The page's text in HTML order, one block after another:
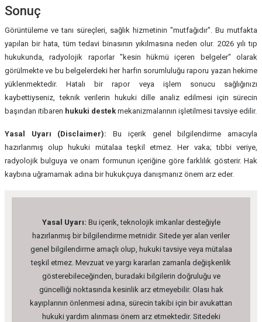
Sonuç
Görüntüleme ve tanı süreçleri, sağlık hizmetinin "mutfağıdır". Bu mutfakta
yapılan bir hata, tüm tedavi binasının yıkılmasına neden olur. 2026 yılı tıp
hukukunda, radyolojik raporlar "kesin hükmü içeren belgeler" olarak
görülmekte ve bu belgelerdeki her harfin sorumluluğu raporu yazan hekime
yüklenmektedir. Hatalı bir rapor veya işlem sonucu sağlığınızı
kaybettiyseniz, teknik verilerin hukuki dille analiz edilmesi için sürecin
başından itibaren hukuki destek mekanizmalarının işletilmesi tavsiye edilir.
Yasal Uyarı (Disclaimer): Bu içerik genel bilgilendirme amacıyla
hazırlanmış olup hukuki mütalaa teşkil etmez. Her vaka; tıbbi veriye,
radyolojik bulguya ve onam formunun içeriğine göre farklılık gösterir. Hak
kaybına uğramamak adına bir hukukçuya danışmanız önem arz eder.
Yasal Uyarı: Bu içerik, teknolojik imkanlar desteğiyle
hazırlanmış bir bilgilendirme metnidir. Sitede yer alan veriler
genel bilgilendirme amaçlı olup, hukuki tavsiye veya mütalaa
teşkil etmez. Mevzuat ve yargı kararları zamanla değişkenlik
gösterebileceğinden, buradaki bilgilerin doğruluğu ve
güncelliği noktasında kesinlik arz etmeyebilir. Olası hak
kayıplarının önlenmesi adına, sürecin takibi için bir avukattan
hukuki yardım alınması önem arz etmektedir. Sitedeki